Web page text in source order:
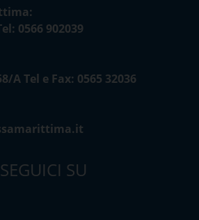
0566 902039
A Tel e Fax: 0565 32036
SEGUICI SU